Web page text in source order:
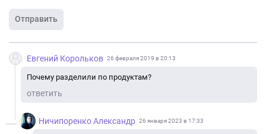
Отправить
Евгений Корольков 26 февраля 2019 в 20:13
Почему разделили по продуктам?
ответить
Ничипоренко Александр 26 января 2023 в 17:33